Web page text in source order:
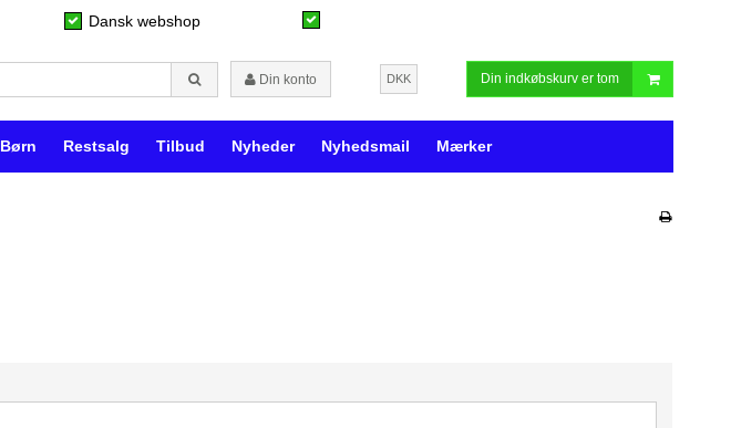
Dansk webshop
Din konto DKK Din indkøbskurv er tom
Børn Restsalg Tilbud Nyheder Nyhedsmail Mærker